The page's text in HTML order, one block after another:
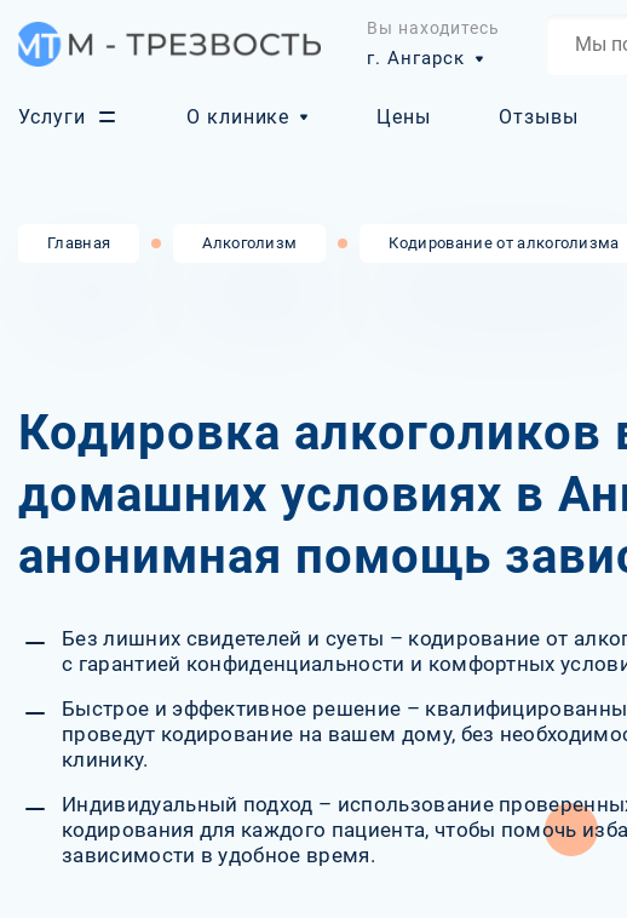
Вы находитесь
г. Ангарск
Услуги О клинике Цены Отзывы
Главная Алкоголизм Кодирование от алкоголизма
Кодировка алкоголиков
домашних условиях в
анонимная помощь
Без лишних свидетелей и суеты – кодирование от
с гарантией конфиденциальности и комфортных
Быстрое и эффективное решение –
проведут кодирование на вашем дому, без
клинику.
Индивидуальный подход – использование
кодирования для каждого пациента, чтобы помочь
зависимости в удобное время.